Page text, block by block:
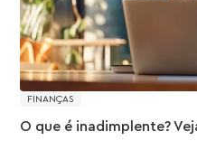
FINANÇAS
O que é inadimplente?